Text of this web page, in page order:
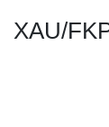
XAU/